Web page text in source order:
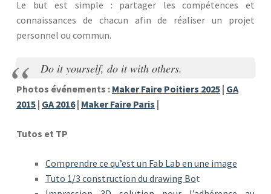
Le but est simple : partager les compétences et
connaissances de chacun afin de réaliser un projet
personnel ou commun.
Do it yourself, do it with others.
Photos événements : Maker Faire Poitiers 2025 | GA
2015 | GA 2016| Maker Faire Paris |
Tutos et TP
Comprendre ce qu’est un Fab Lab en une image
Tuto 1/3 construction du drawing Bot